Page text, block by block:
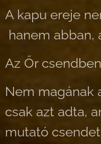
A kapu ereje
hanem abban,
Az Őr
Nem magának
csak azt adta,
mutató